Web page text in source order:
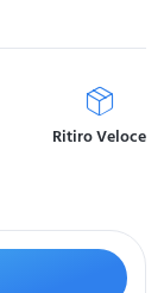
Ritiro Veloce